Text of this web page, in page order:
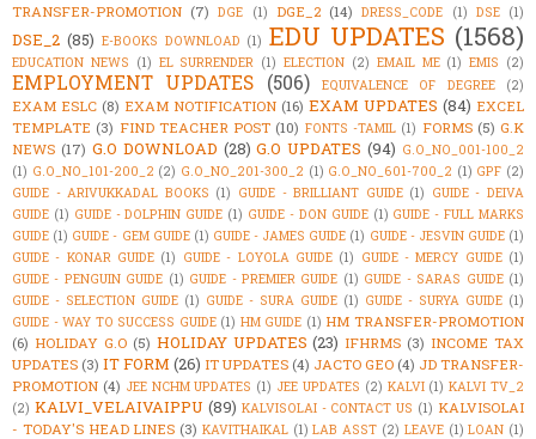
TRANSFER-PROMOTION (7) DGE (1) DGE_2 (14) DRESS_CODE (1) DSE (1)
DSE_2 (85) E-BOOKS DOWNLOAD (1) EDU UPDATES (1568)
EDUCATION NEWS (1) EL SURRENDER (1) ELECTION (2) EMAIL ME (1) EMIS (2)
EMPLOYMENT UPDATES (506) EQUIVALENCE OF DEGREE (2)
EXAM ESLC (8) EXAM NOTIFICATION (16) EXAM UPDATES (84) EXCEL
TEMPLATE (3) FIND TEACHER POST (10) FONTS -TAMIL (1) FORMS (5) G.K
NEWS (17) G.O DOWNLOAD (28) G.O UPDATES (94) G.O_NO_001-100_2
(1) G.O_NO_101-200_2 (2) G.O_NO_201-300_2 (1) G.O_NO_601-700_2 (1) GPF (2)
GUIDE - ARIVUKKADAL BOOKS (1) GUIDE - BRILLIANT GUIDE (1) GUIDE - DEIVA
GUIDE (1) GUIDE - DOLPHIN GUIDE (1) GUIDE - DON GUIDE (1) GUIDE - FULL MARKS
GUIDE (1) GUIDE - GEM GUIDE (1) GUIDE - JAMES GUIDE (1) GUIDE - JESVIN GUIDE (1)
GUIDE - KONAR GUIDE (1) GUIDE - LOYOLA GUIDE (1) GUIDE - MERCY GUIDE (1)
GUIDE - PENGUIN GUIDE (1) GUIDE - PREMIER GUIDE (1) GUIDE - SARAS GUIDE (1)
GUIDE - SELECTION GUIDE (1) GUIDE - SURA GUIDE (1) GUIDE - SURYA GUIDE (1)
GUIDE - WAY TO SUCCESS GUIDE (1) HM GUIDE (1) HM TRANSFER-PROMOTION
(6) HOLIDAY G.O (5) HOLIDAY UPDATES (23) IFHRMS (3) INCOME TAX
UPDATES (3) IT FORM (26) IT UPDATES (4) JACTO GEO (4) JD TRANSFER-
PROMOTION (4) JEE NCHM UPDATES (1) JEE UPDATES (2) KALVI (1) KALVI TV_2
(2) KALVI_VELAIVAIPPU (89) KALVISOLAI - CONTACT US (1) KALVISOLAI
- TODAY'S HEAD LINES (3) KAVITHAIKAL (1) LAB ASST (2) LEAVE (1) LOAN (1)